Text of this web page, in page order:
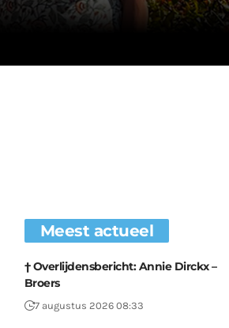
Meest actueel
† Overlijdensbericht: Annie Dirckx –
Broers
7 augustus 2026 08:33